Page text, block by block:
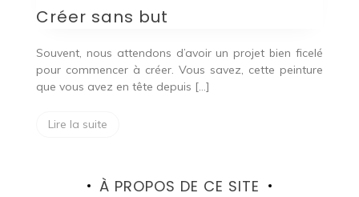
Créer sans but
Souvent, nous attendons d’avoir un projet bien ficelé
pour commencer à créer. Vous savez, cette peinture
que vous avez en tête depuis […]
Lire la suite
À PROPOS DE CE SITE